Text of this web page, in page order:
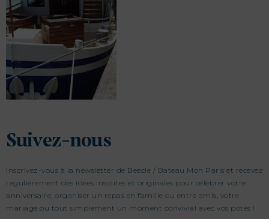
JOURNAL DE BORD
PRESSE
DEMANDER UN DEVIS
Suivez-nous
Inscrivez-vous à la newsletter de Beecie / Bateau Mon Paris et recevez
régulièrement des idées insolites et originales pour célébrer votre
anniversaire, organiser un repas en famille ou entre amis, votre
mariage ou tout simplement un moment convivial avec vos potes !